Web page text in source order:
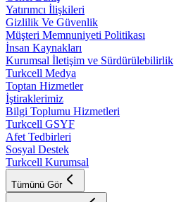
Yatırımcı İlişkileri
Gizlilik Ve Güvenlik
Müşteri Memnuniyeti Politikası
İnsan Kaynakları
Kurumsal İletişim ve Sürdürülebilirlik
Turkcell Medya
Toptan Hizmetler
İştiraklerimiz
Bilgi Toplumu Hizmetleri
Turkcell GSYF
Afet Tedbirleri
Sosyal Destek
Turkcell Kurumsal
Tümünü Gör